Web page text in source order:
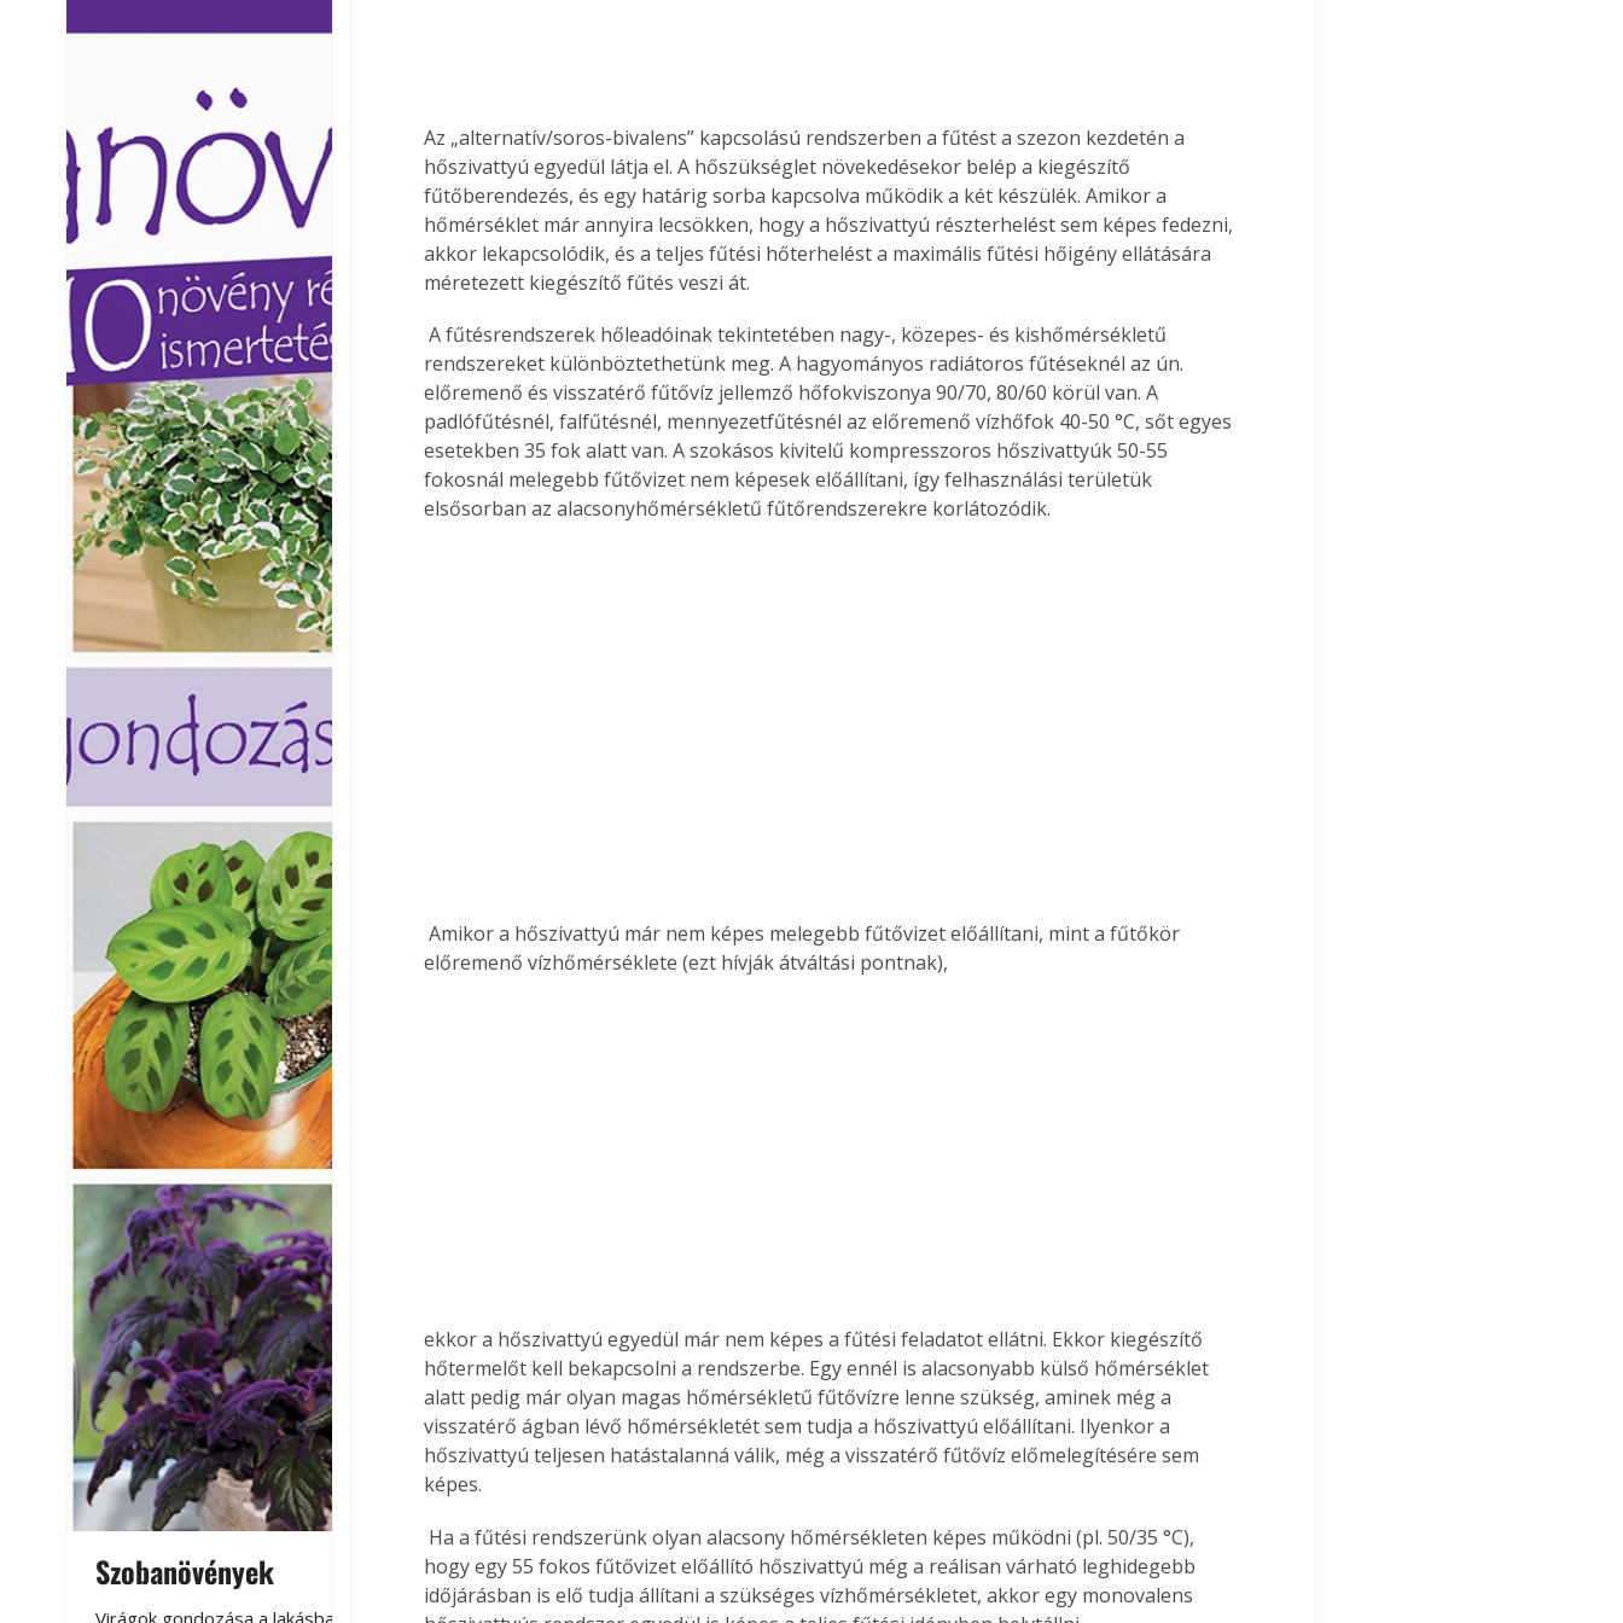
Szobanövények
Virágoskert: kertben,
teraszon, lakásban
Gyógyító növények: a
természet kincsei az
Az „alternatív/soros-bivalens” kapcsolású rendszerben a fűtést a szezon kezdetén a
hőszivattyú egyedül látja el. A hőszükséglet növekedésekor belép a kiegészítő
fűtőberendezés, és egy határig sorba kapcsolva működik a két készülék. Amikor a
hőmérséklet már annyira lecsökken, hogy a hőszivattyú részterhelést sem képes fedezni,
akkor lekapcsolódik, és a teljes fűtési hőterhelést a maximális fűtési hőigény ellátására
méretezett kiegészítő fűtés veszi át.
A fűtésrendszerek hőleadóinak tekintetében nagy-, közepes- és kishőmérsékletű
rendszereket különböztethetünk meg. A hagyományos radiátoros fűtéseknél az ún.
előremenő és visszatérő fűtővíz jellemző hőfokviszonya 90/70, 80/60 körül van. A
padlófűtésnél, falfűtésnél, mennyezetfűtésnél az előremenő vízhőfok 40-50 °C, sőt egyes
esetekben 35 fok alatt van. A szokásos kivitelű kompresszoros hőszivattyúk 50-55
fokosnál melegebb fűtővizet nem képesek előállítani, így felhasználási területük
elsősorban az alacsonyhőmérsékletű fűtőrendszerekre korlátozódik.
Amikor a hőszivattyú már nem képes melegebb fűtővizet előállítani, mint a fűtőkör
előremenő vízhőmérséklete (ezt hívják átváltási pontnak),
ekkor a hőszivattyú egyedül már nem képes a fűtési feladatot ellátni. Ekkor kiegészítő
hőtermelőt kell bekapcsolni a rendszerbe. Egy ennél is alacsonyabb külső hőmérséklet
alatt pedig már olyan magas hőmérsékletű fűtővízre lenne szükség, aminek még a
visszatérő ágban lévő hőmérsékletét sem tudja a hőszivattyú előállítani. Ilyenkor a
hőszivattyú teljesen hatástalanná válik, még a visszatérő fűtővíz előmelegítésére sem
képes.
hogy egy 55 fokos fűtővizet előállító hőszivattyú még a reálisan várható leghidegebb
időjárásban is elő tudja állítani a szükséges vízhőmérsékletet, akkor egy monovalens